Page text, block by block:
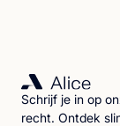
Schrijf je in op
recht. Ontdek